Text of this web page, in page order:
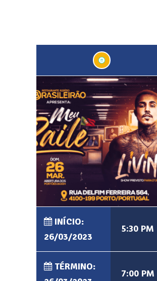
INÍCIO:
26/03/2023
5:30 PM
TÉRMINO:
7:00 PM